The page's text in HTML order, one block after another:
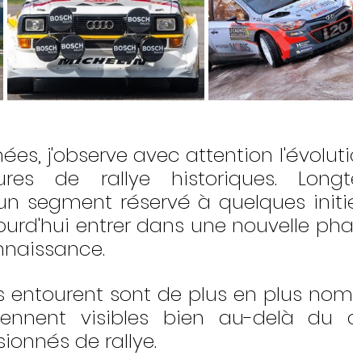
j'observe avec attention
de rallye historiques.
segment réservé à quelques
entrer dans une nouvelle
entourent sont de plus en plus
visibles bien au-delà du
de rallye.